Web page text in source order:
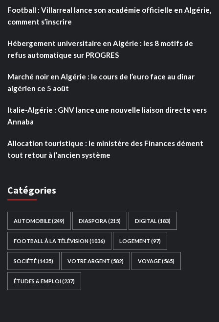
Football : Villarreal lance son académie officielle en Algérie,
comment s’inscrire
Hébergement universitaire en Algérie : les 8 motifs de
refus automatique sur PROGRES
Marché noir en Algérie : le cours de l’euro face au dinar
algérien ce 5 août
Italie-Algérie : GNV lance une nouvelle liaison directe vers
Annaba
Allocation touristique : le ministère des Finances dément
tout retour à l’ancien système
Catégories
AUTOMOBILE(249) DIASPORA (215) DIGITAL (183)
FOOTBALL À LA TÉLÉVISION(1036) LOGEMENT (97)
SOCIÉTÉ(1435) VOTRE ARGENT (582) VOYAGE(565)
ÉTUDES & EMPLOI(237)